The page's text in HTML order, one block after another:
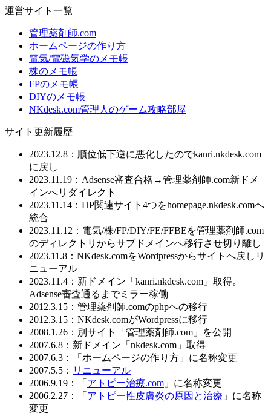
運営サイト一覧
管理薬剤師.com
ホームページの作り方
電気/電磁気学のメモ帳
株のメモ帳
FPのメモ帳
DIYのメモ帳
NKdesk.com管理人のゲーム攻略部屋
サイト更新履歴
2023.12.8：順位低下逆に悪化したのでkanri.nkdesk.com
に戻し
2023.11.19：Adsense審査合格→管理薬剤師.com新ドメ
インへリダイレクト
2023.11.14：HP関連サイト4つをhomepage.nkdesk.comへ
統合
2023.11.12：電気/株/FP/DIY/FE/FFBEを管理薬剤師.com
のディレクトリからサブドメインへ移行させ切り離し
2023.11.8：NKdesk.comをWordpressからサイトへ戻しリ
ニューアル
2023.11.4：新ドメイン「kanri.nkdesk.com」取得。
Adsense審査通るまでミラー稼働
2012.3.15：管理薬剤師.comのphpへの移行
2012.3.15：NKdesk.comがWordpressに移行
2008.1.26：別サイト「管理薬剤師.com」を公開
2007.6.8：新ドメイン「nkdesk.com」取得
2007.6.3：「ホームページの作り方」に名称変更
2007.5.5： リニューアル
2006.9.19：「 アトピー治療.com 」に名称変更
2006.2.27：「 アトピー性皮膚炎の原因と治療 」に名称
変更